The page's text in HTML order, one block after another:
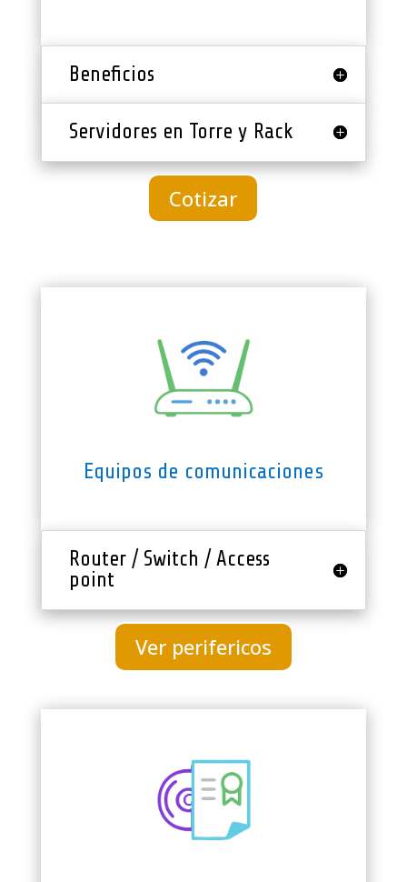
Beneficios
Servidores en Torre y Rack
Cotizar
Equipos de comunicaciones
Router / Switch / Access
point
Ver perifericos